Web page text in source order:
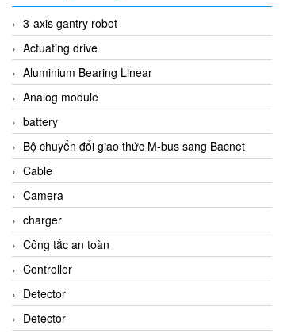
3-axis gantry robot
Actuating drive
Aluminium Bearing Linear
Analog module
battery
Bộ chuyển đổi giao thức M-bus sang Bacnet
Cable
Camera
charger
Công tắc an toàn
Controller
Detector
Detector